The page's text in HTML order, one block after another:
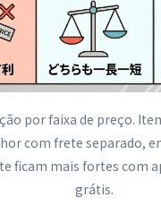
por faixa de preço.
com frete separado,
ficam mais fortes com
grátis.